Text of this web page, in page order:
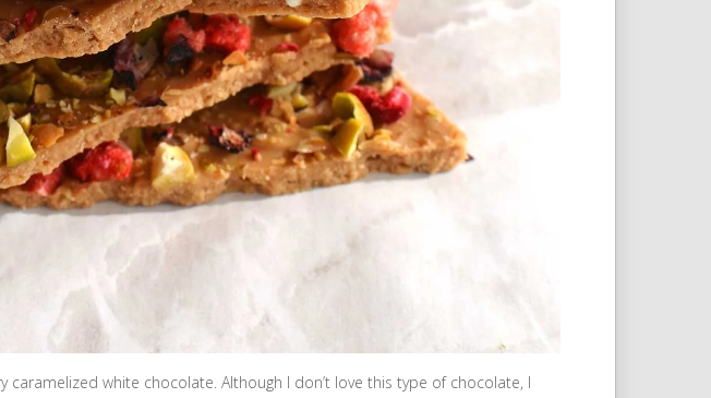
caramelized white chocolate. Although I don’t love this type of chocolate, I